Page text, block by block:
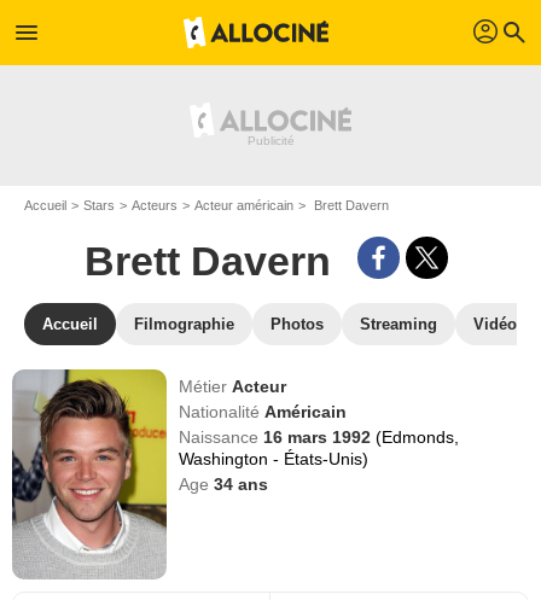
menu profil search
Accueil Stars Acteurs Acteur américain Brett Davern
Brett Davern
Accueil Filmographie Photos Streaming Vidéos
MétierActeur
NationalitéAméricain
Naissance 16 mars 1992(Edmonds,
Washington - États-Unis)
Age34 ans